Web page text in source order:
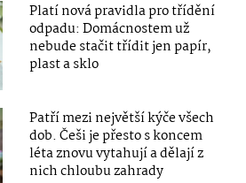
Platí nová pravidla pro třídění
odpadu: Domácnostem už
nebude stačit třídit jen papír,
plast a sklo
Patří mezi největší kýče všech
dob. Češi je přesto s koncem
léta znovu vytahují a dělají z
nich chloubu zahrady